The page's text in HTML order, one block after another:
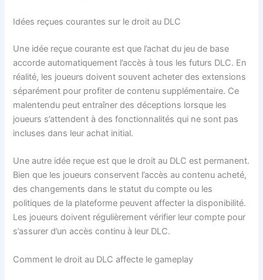
Idées reçues courantes sur le droit au DLC
Une idée reçue courante est que l’achat du jeu de base
accorde automatiquement l’accès à tous les futurs DLC. En
réalité, les joueurs doivent souvent acheter des extensions
séparément pour profiter de contenu supplémentaire. Ce
malentendu peut entraîner des déceptions lorsque les
joueurs s’attendent à des fonctionnalités qui ne sont pas
incluses dans leur achat initial.
Une autre idée reçue est que le droit au DLC est permanent.
Bien que les joueurs conservent l’accès au contenu acheté,
des changements dans le statut du compte ou les
politiques de la plateforme peuvent affecter la disponibilité.
Les joueurs doivent régulièrement vérifier leur compte pour
s’assurer d’un accès continu à leur DLC.
Comment le droit au DLC affecte le gameplay